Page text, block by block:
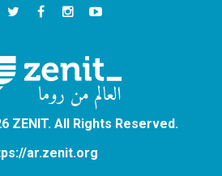
ZENIT. All Rights Reserved.
ar.zenit.org